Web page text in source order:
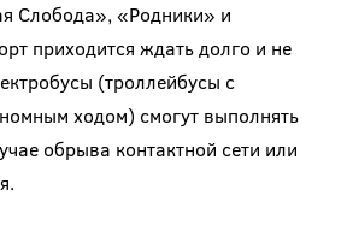
Слобода», «Родники» и
приходится ждать долго и не
(троллейбусы с
ходом) смогут выполнять
обрыва контактной сети или